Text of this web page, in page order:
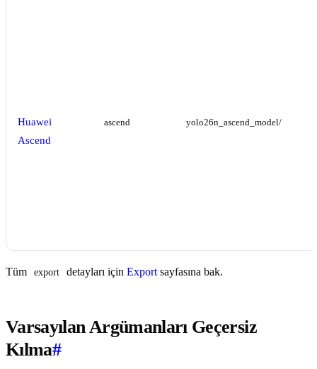
Huawei
Ascend
ascend yolo26n_ascend_model/
Tüm export detayları için Export sayfasına bak.
Varsayılan Argümanları Geçersiz
Kılma#